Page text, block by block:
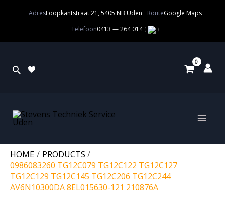
AdresLoopkantstraat 21, 5405 NB Uden RouteGoogle Maps
Telefoon0413 — 264 014( )
HOME
PRODUCTS
0986083260 TG12C079 TG12C122 TG12C127
TG12C129 TG12C145 TG12C206 TG12C244
AV6N10300DA 8EL015630-121 210876A